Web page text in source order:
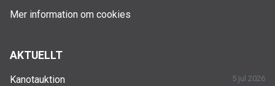
Mer information om cookies
AKTUELLT
Kanotauktion 5 jul 2026